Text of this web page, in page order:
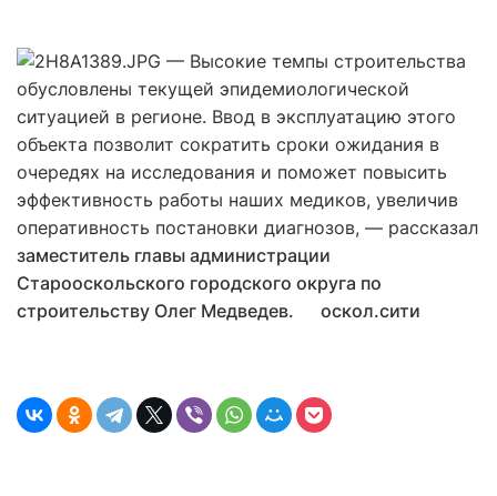
— Высокие темпы строительства
обусловлены текущей эпидемиологической
ситуацией в регионе. Ввод в эксплуатацию этого
объекта позволит сократить сроки ожидания в
очередях на исследования и поможет повысить
эффективность работы наших медиков, увеличив
оперативность постановки диагнозов, — рассказал
заместитель главы администрации
Старооскольского городского округа по
строительству Олег Медведев.
оскол.сити